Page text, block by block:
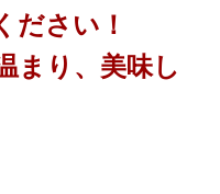
ださい！
まり、美味し